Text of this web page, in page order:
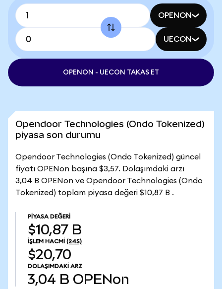
OPENON
UECON
OPENON - UECON TAKAS ET
Opendoor Technologies (Ondo Tokenized)
piyasa son durumu
Opendoor Technologies (Ondo Tokenized) güncel
fiyatı OPENon başına $3,57. Dolaşımdaki arzı
3,04 B OPENon ve Opendoor Technologies (Ondo
Tokenized) toplam piyasa değeri $10,87 B .
PIYASA DEĞERI
$10,87 B
İŞLEM HACMI (24S)
$20,70
DOLAŞIMDAKI ARZ
3,04 B OPENon